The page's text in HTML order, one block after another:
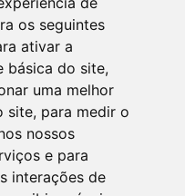
os seguintes
ativar a
básica do site,
uma melhor
site, para medir o
nossos
e para
interações de
3801.
horário comercial
de 12h às 19h.